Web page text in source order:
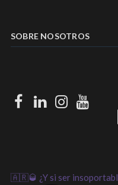
SOBRE NOSOTROS
Facebook
LinkedIn
🇦🇷🥃 ¿Y si ser